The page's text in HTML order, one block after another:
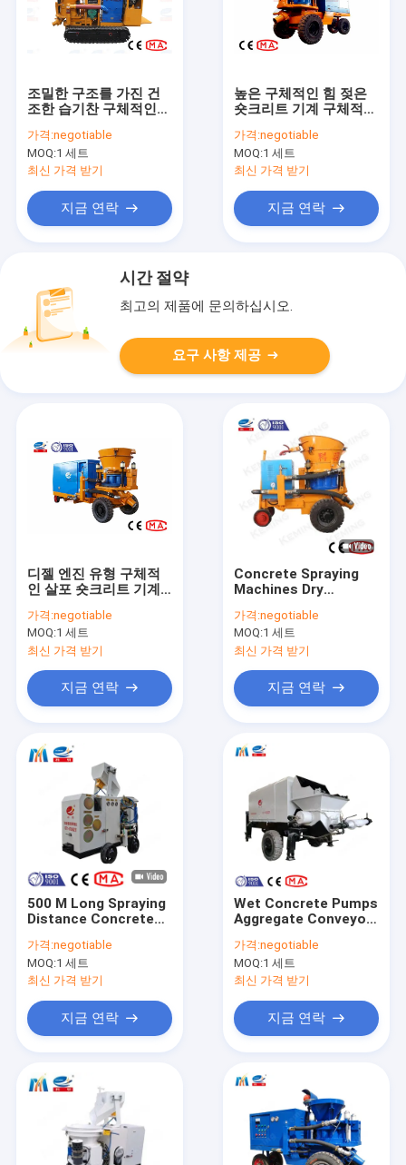
VR 쇼
조밀한 구조를 가진 건
조한 습기찬 구체적인
지
가격:negotiable
MOQ:1 세트
최신 가격 받기
지금 연락
높은 구체적인 힘 젖은
숏크리트 기계 구체적인
가격:negotiable
MOQ:1 세트
최신 가격 받기
지금 연락
시간 절약
최고의 제품에 문의하십시오.
요구 사항 제공
디젤 엔진 유형 구체적
인 살포 숏크리트 기계
가격:negotiable
MOQ:1 세트
최신 가격 받기
지금 연락
Concrete Spraying
Machines Dry
Machine Shotcrete
Gunite Equipment
With Compressor
가격:negotiable
MOQ:1 세트
최신 가격 받기
지금 연락
500 M Long Spraying
Distance Concrete
With Hydraulic
Automatic Pressing
And Lubrication
가격:negotiable
MOQ:1 세트
최신 가격 받기
지금 연락
Wet Concrete Pumps
Aggregate Conveyor
Shotcrete Machine
For Mountain Slope
Support
가격:negotiable
MOQ:1 세트
최신 가격 받기
지금 연락